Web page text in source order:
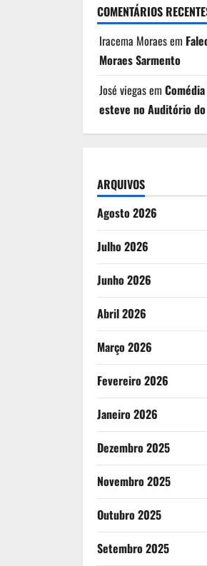
COMENTÁRIOS
Iracema Moraesem
Moraes Sarmento
José viegasem
esteve no Auditório
ARQUIVOS
Agosto 2026
Julho 2026
Junho 2026
Abril 2026
Março 2026
Fevereiro 2026
Janeiro 2026
Dezembro 2025
Novembro 2025
Outubro 2025
Setembro 2025